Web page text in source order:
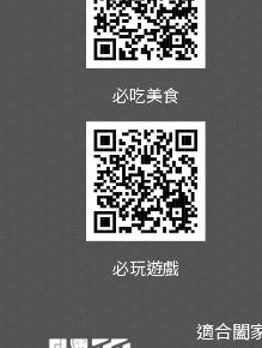
必吃美食
必玩遊戲
適合闔